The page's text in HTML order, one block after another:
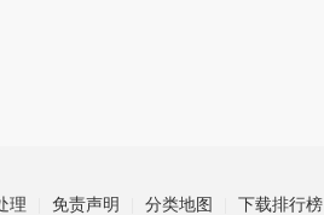
理 免责声明 分类地图 下载排行榜